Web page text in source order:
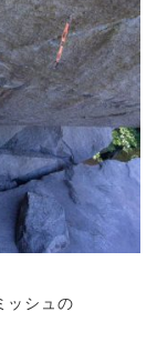
ッシュの